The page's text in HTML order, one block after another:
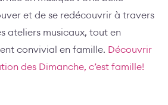
et de se redécouvrir à travers
ateliers musicaux, tout en
convivial en famille. Découvrir
des Dimanche, c’est famille!